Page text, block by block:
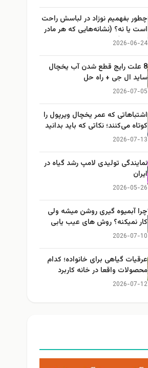
چطور بفهمیم نوزاد در لباسش راحت
است یا نه؟ (نشانه‌هایی که هر مادر
باید بداند)
2026-06-24
8 علت رایج قطع شدن آب یخچال
ساید ال جی + راه حل
2026-07-05
اشتباهاتی که عمر یخچال ویرپول را
کوتاه می‌کنند؛ نکاتی که باید بدانید
2026-07-13
نمایندگی تولیدی لامپ رشد گیاه در
ایران
2026-05-26
چرا آبمیوه گیری روشن میشه ولی
کار نمیکنه؟ روش های عیب یابی
2026-07-10
عرقیات گیاهی برای خانواده؛ کدام
محصولات واقعا در خانه کاربرد
دارند؟
2026-07-12